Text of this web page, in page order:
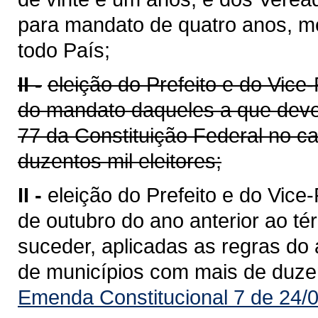
para mandato de quatro anos,
todo País;
II - eleição do Prefeito e do
do mandato daqueles a que
77 da Constituição Federal no
duzentos mil eleitores;
II - eleição do Prefeito e do
de outubro do ano anterior ao
suceder, aplicadas as regras
de municípios com mais de
Emenda Constitucional 7 de 24/